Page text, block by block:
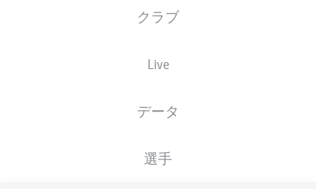
クラブ
Live
データ
選手